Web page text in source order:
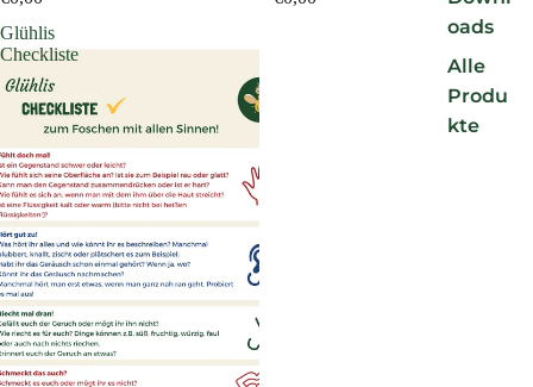
oads
Alle
Produ
kte
Glühlis
Checkliste